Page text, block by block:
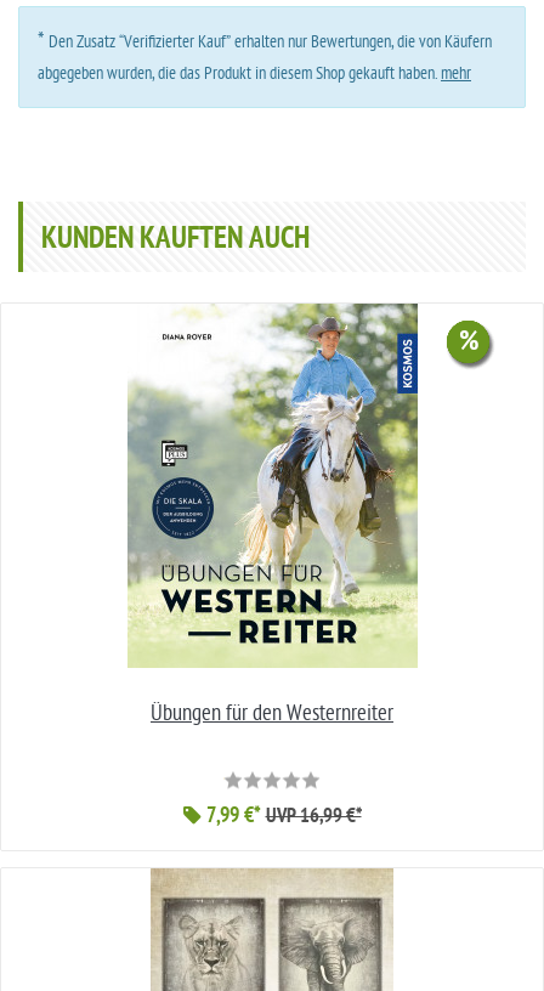
* Den Zusatz “Verifizierter Kauf” erhalten nur Bewertungen, die von Käufern
abgegeben wurden, die das Produkt in diesem Shop gekauft haben.mehr
KUNDEN KAUFTEN AUCH
Übungen für den Westernreiter
7,99 €*
%
UVP 16,99 €*
%
%
%
%